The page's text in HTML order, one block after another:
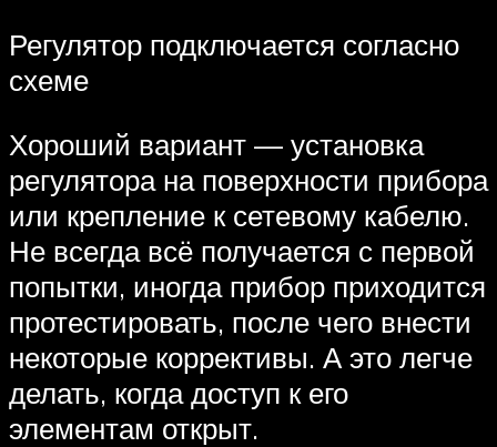
Регулятор подключается согласно
схеме
Хороший вариант — установка
регулятора на поверхности прибора
или крепление к сетевому кабелю.
Не всегда всё получается с первой
попытки, иногда прибор приходится
протестировать, после чего внести
некоторые коррективы. А это легче
делать, когда доступ к его
элементам открыт.